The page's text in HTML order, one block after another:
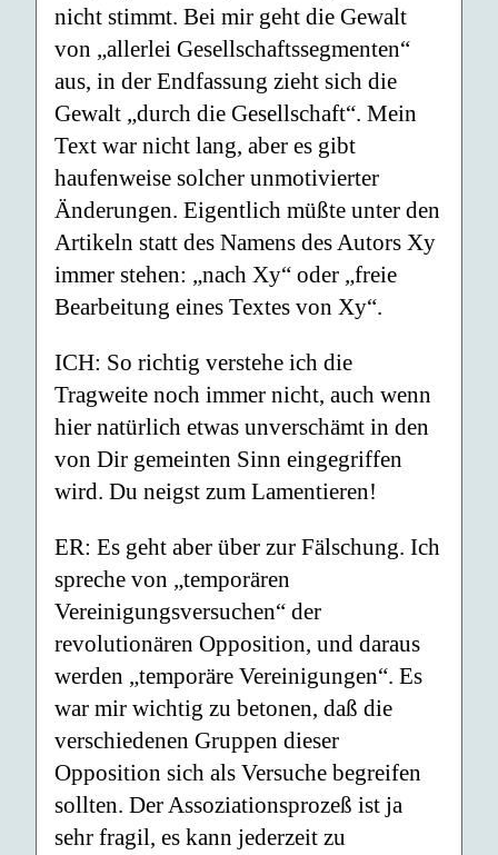
nicht stimmt. Bei mir geht die Gewalt
von „allerlei Gesellschaftssegmenten“
aus, in der Endfassung zieht sich die
Gewalt „durch die Gesellschaft“. Mein
Text war nicht lang, aber es gibt
haufenweise solcher unmotivierter
Änderungen. Eigentlich müßte unter den
Artikeln statt des Namens des Autors Xy
immer stehen: „nach Xy“ oder „freie
Bearbeitung eines Textes von Xy“.
ICH: So richtig verstehe ich die
Tragweite noch immer nicht, auch wenn
hier natürlich etwas unverschämt in den
von Dir gemeinten Sinn eingegriffen
wird. Du neigst zum Lamentieren!
ER: Es geht aber über zur Fälschung. Ich
spreche von „temporären
Vereinigungsversuchen“ der
revolutionären Opposition, und daraus
werden „temporäre Vereinigungen“. Es
war mir wichtig zu betonen, daß die
verschiedenen Gruppen dieser
Opposition sich als Versuche begreifen
sollten. Der Assoziationsprozeß ist ja
sehr fragil, es kann jederzeit zu